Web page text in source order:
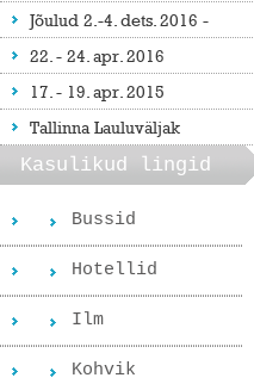
Jõulud 2.-4. dets. 2016 -
22. - 24. apr. 2016
17. - 19. apr. 2015
Tallinna Lauluväljak
Kasulikud lingid
Bussid
Hotellid
Ilm
Kohvik